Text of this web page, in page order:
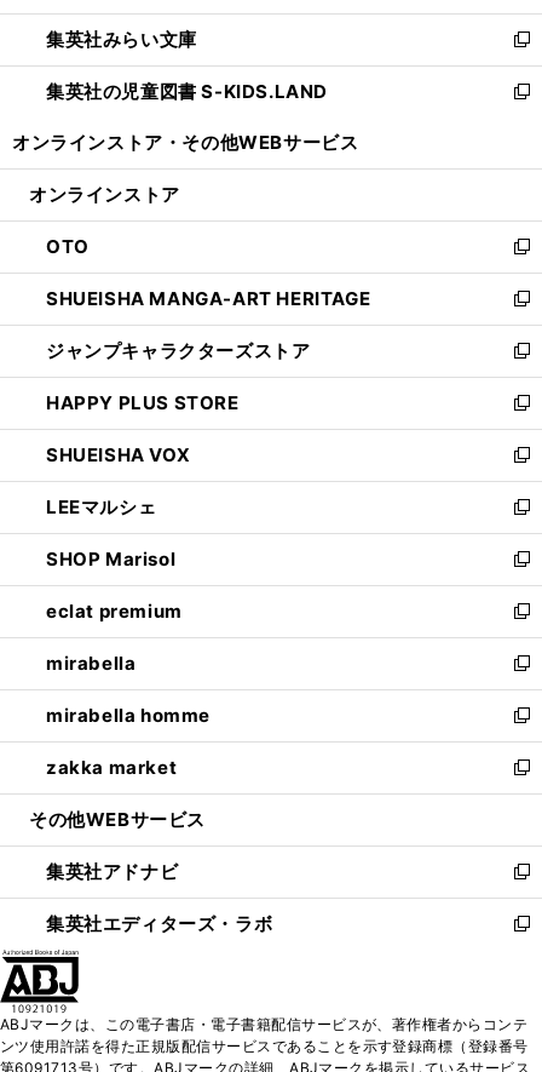
開
く
ウ
で
開
く
ン
ド
ウ
で
ウ
ィ
ン
ド
開
集英社みらい文庫
新
し
い
ン
ウ
で
開
く
集英社の児童図書 S-KIDS.LAND
新
ウ
ン
ド
ウ
で
開
く
オンラインストア・ その他WEBサービス
オンラインストア
OTO
新
し
い
ウ
ィ
ン
ド
ウ
で
開
く
SHUEISHA MANGA-ART HERITAGE
新
し
い
ウ
ィ
ン
ド
ウ
で
開
く
ジャンプキャラクターズストア
新
し
い
ウ
ィ
ン
ド
ウ
で
開
く
HAPPY PLUS STORE
新
し
い
ウ
ィ
ン
ド
ウ
で
開
く
SHUEISHA VOX
新
し
い
ウ
ィ
ン
ド
ウ
で
開
く
LEEマルシェ
新
し
い
ウ
ィ
ン
ド
ウ
で
開
く
SHOP Marisol
新
し
い
ウ
ィ
ン
ド
ウ
で
開
eclat premium
新
し
い
ウ
ィ
ン
ド
ウ
開
く
mirabella
新
し
い
ウ
ィ
ン
ウ
で
開
く
mirabella homme
新
し
い
ウ
ン
ド
ウ
で
zakka market
新
し
ウ
ィ
ン
ド
く
その他WEBサービス
集英社アドナビ
新
し
い
ド
ウ
集英社エディターズ・ラボ
新
ィ
ン
ABJマークは、この電子書店・電子書籍配信サービスが、著作権者からコンテ
ンツ使用許諾を得た正規版配信サービスであることを示す登録商標（登録番号
第6091713号）です。ABJマークの詳細、ABJマークを掲示しているサービス